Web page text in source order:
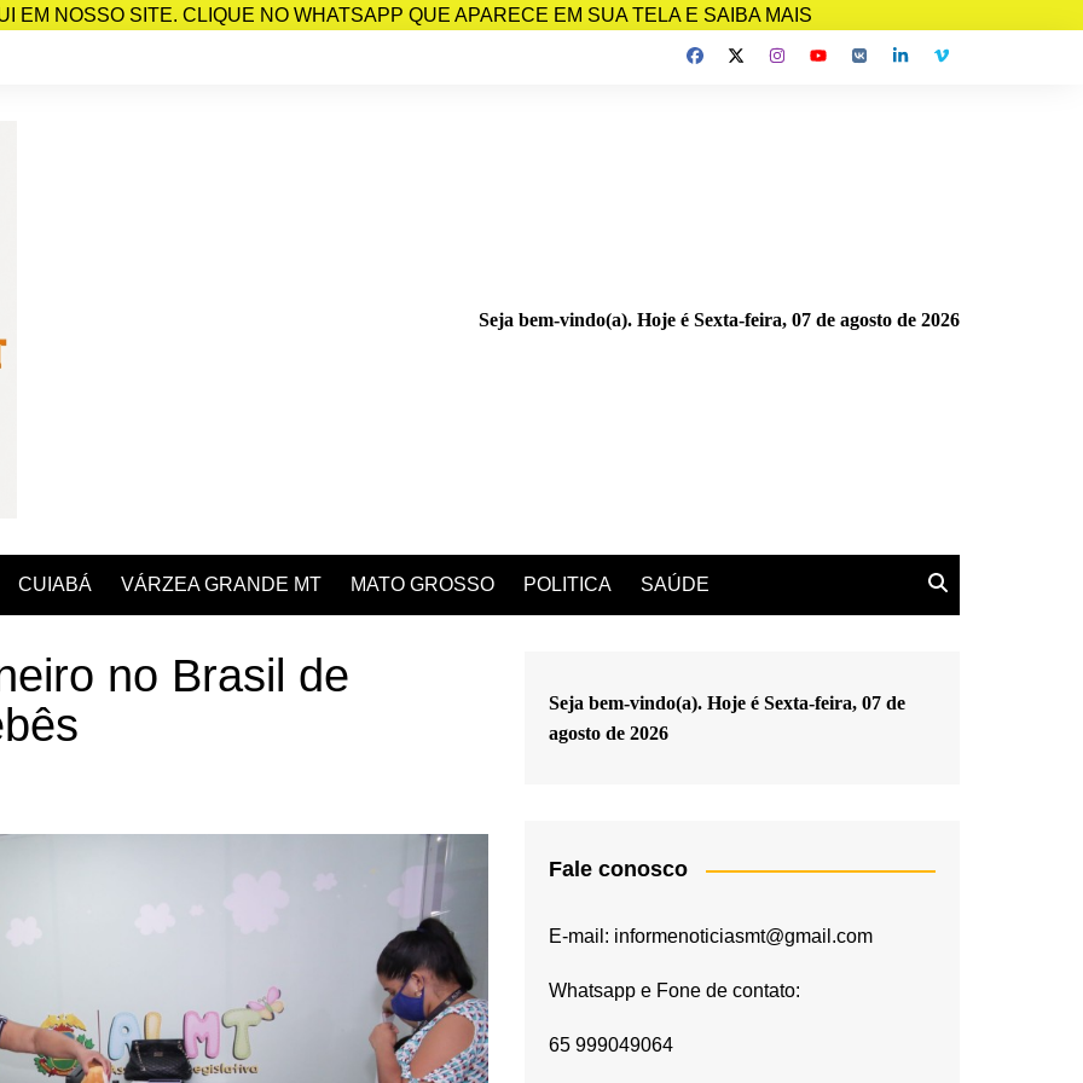
EM NOSSO SITE. CLIQUE NO WHATSAPP QUE APARECE EM SUA TELA E SAIBA MAIS
Seja bem-vindo(a). Hoje é Sexta-feira, 07 de agosto de 2026
CUIABÁ VÁRZEA GRANDE MT MATO GROSSO POLITICA SAÚDE
no Brasil de
Seja bem-vindo(a). Hoje é Sexta-feira, 07 de
agosto de 2026
Fale conosco
E-mail: informenoticiasmt@gmail.com
Whatsapp e Fone de contato:
65 999049064